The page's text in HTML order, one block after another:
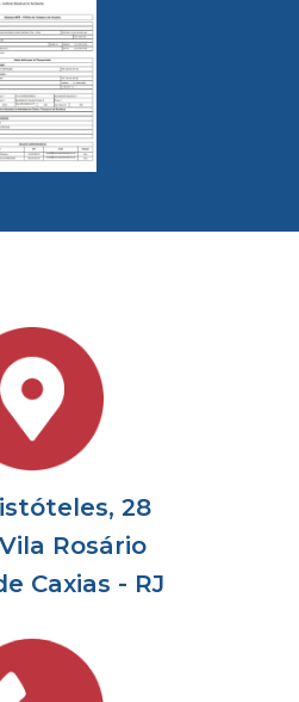
28
Rosário
Caxias - RJ